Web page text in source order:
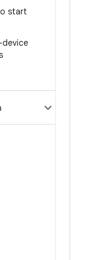
start
device